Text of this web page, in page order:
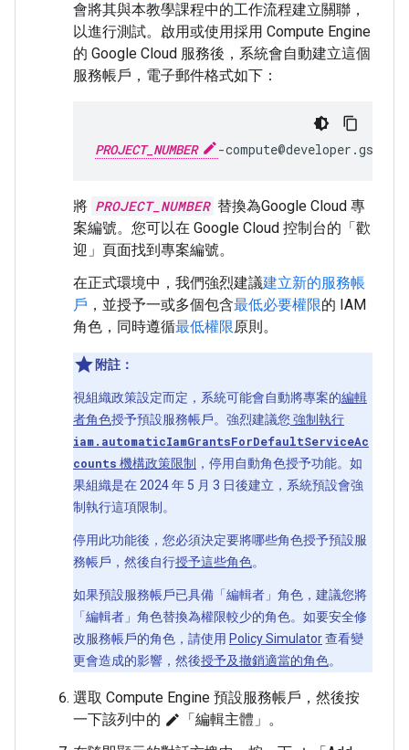
會將其與本教學課程中的工作流程建立關聯，
以進行測試。啟用或使用採用 Compute Engine
的 Google Cloud 服務後，系統會自動建立這個
服務帳戶，電子郵件格式如下：
PROJECT_NUMBER -
將 PROJECT_NUMBER 替換為Google Cloud 專
案編號。您可以在 Google Cloud 控制台的「歡
迎」 頁面找到專案編號。
在正式環境中，我們強烈建議建立新的服務帳
戶 ，並授予一或多個包含最低必要權限的 IAM
角色，同時遵循最低權限原則。
附註：
視組織政策設定而定，系統可能會自動將專案的編輯
者角色授予預設服務帳戶。強烈建議您 強制執行
iam.automaticIamGrantsForDefaultServiceAc
counts 機構政策限制 ，停用自動角色授予功能。如
果組織是在 2024 年 5 月 3 日後建立，系統預設會強
制執行這項限制。
停用此功能後，您必須決定要將哪些角色授予預設服
務帳戶，然後自行授予這些角色。
如果預設服務帳戶已具備「編輯者」角色，建議您將
「編輯者」角色替換為權限較少的角色。如要安全修
改服務帳戶的角色，請使用 Policy Simulator查看變
更會造成的影響，然後授予及撤銷適當的角色。
選取 Compute Engine 預設服務帳戶，然後按
一下該列中的 edit 「編輯主體」 。